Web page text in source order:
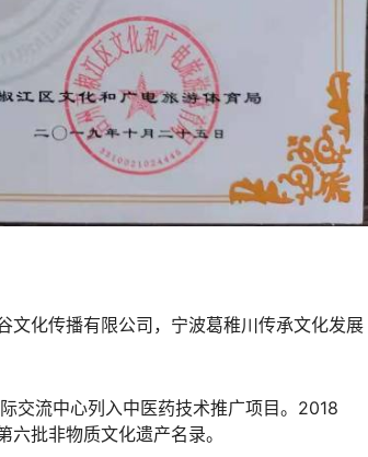
文化传播有限公司，宁波葛稚川传承文化发展
交流中心列入中医药技术推广项目。2018
批非物质文化遗产名录。